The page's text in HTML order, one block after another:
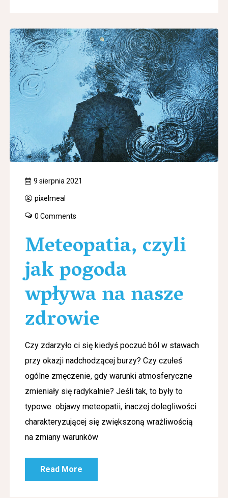
9 sierpnia 2021
pixelmeal
0 Comments
Meteopatia, czyli
jak pogoda
wpływa na nasze
zdrowie
Czy zdarzyło ci się kiedyś poczuć ból w stawach
przy okazji nadchodzącej burzy? Czy czułeś
ogólne zmęczenie, gdy warunki atmosferyczne
zmieniały się radykalnie? Jeśli tak, to były to
typowe objawy meteopatii, inaczej dolegliwości
charakteryzującej się zwiększoną wrażliwością
na zmiany warunków
Read More